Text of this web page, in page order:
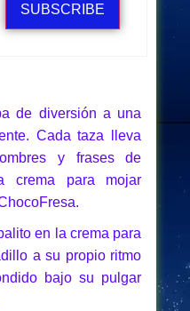
SUBSCRIBE
de diversión a una
Cada taza lleva
y frases de
crema para mojar
en la crema para
a su propio ritmo
bajo su pulgar